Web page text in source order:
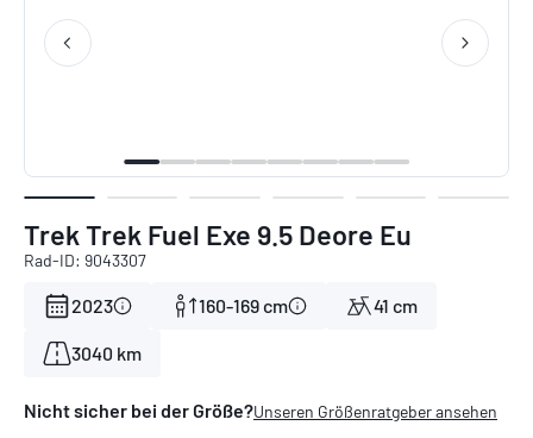
Trek Trek Fuel Exe 9.5 Deore Eu
Rad-ID: 9043307
2023 160-169 cm 41 cm
3040 km
Nicht sicher bei der Größe?Unseren Größenratgeber ansehen